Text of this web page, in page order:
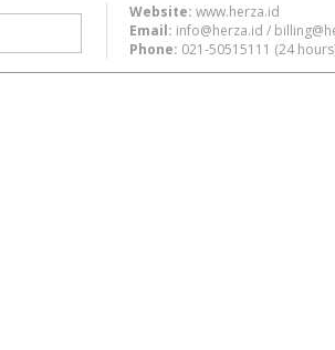
Website: www.herza.id
Email: info@herza.id /
Phone: 021-50515111 (24